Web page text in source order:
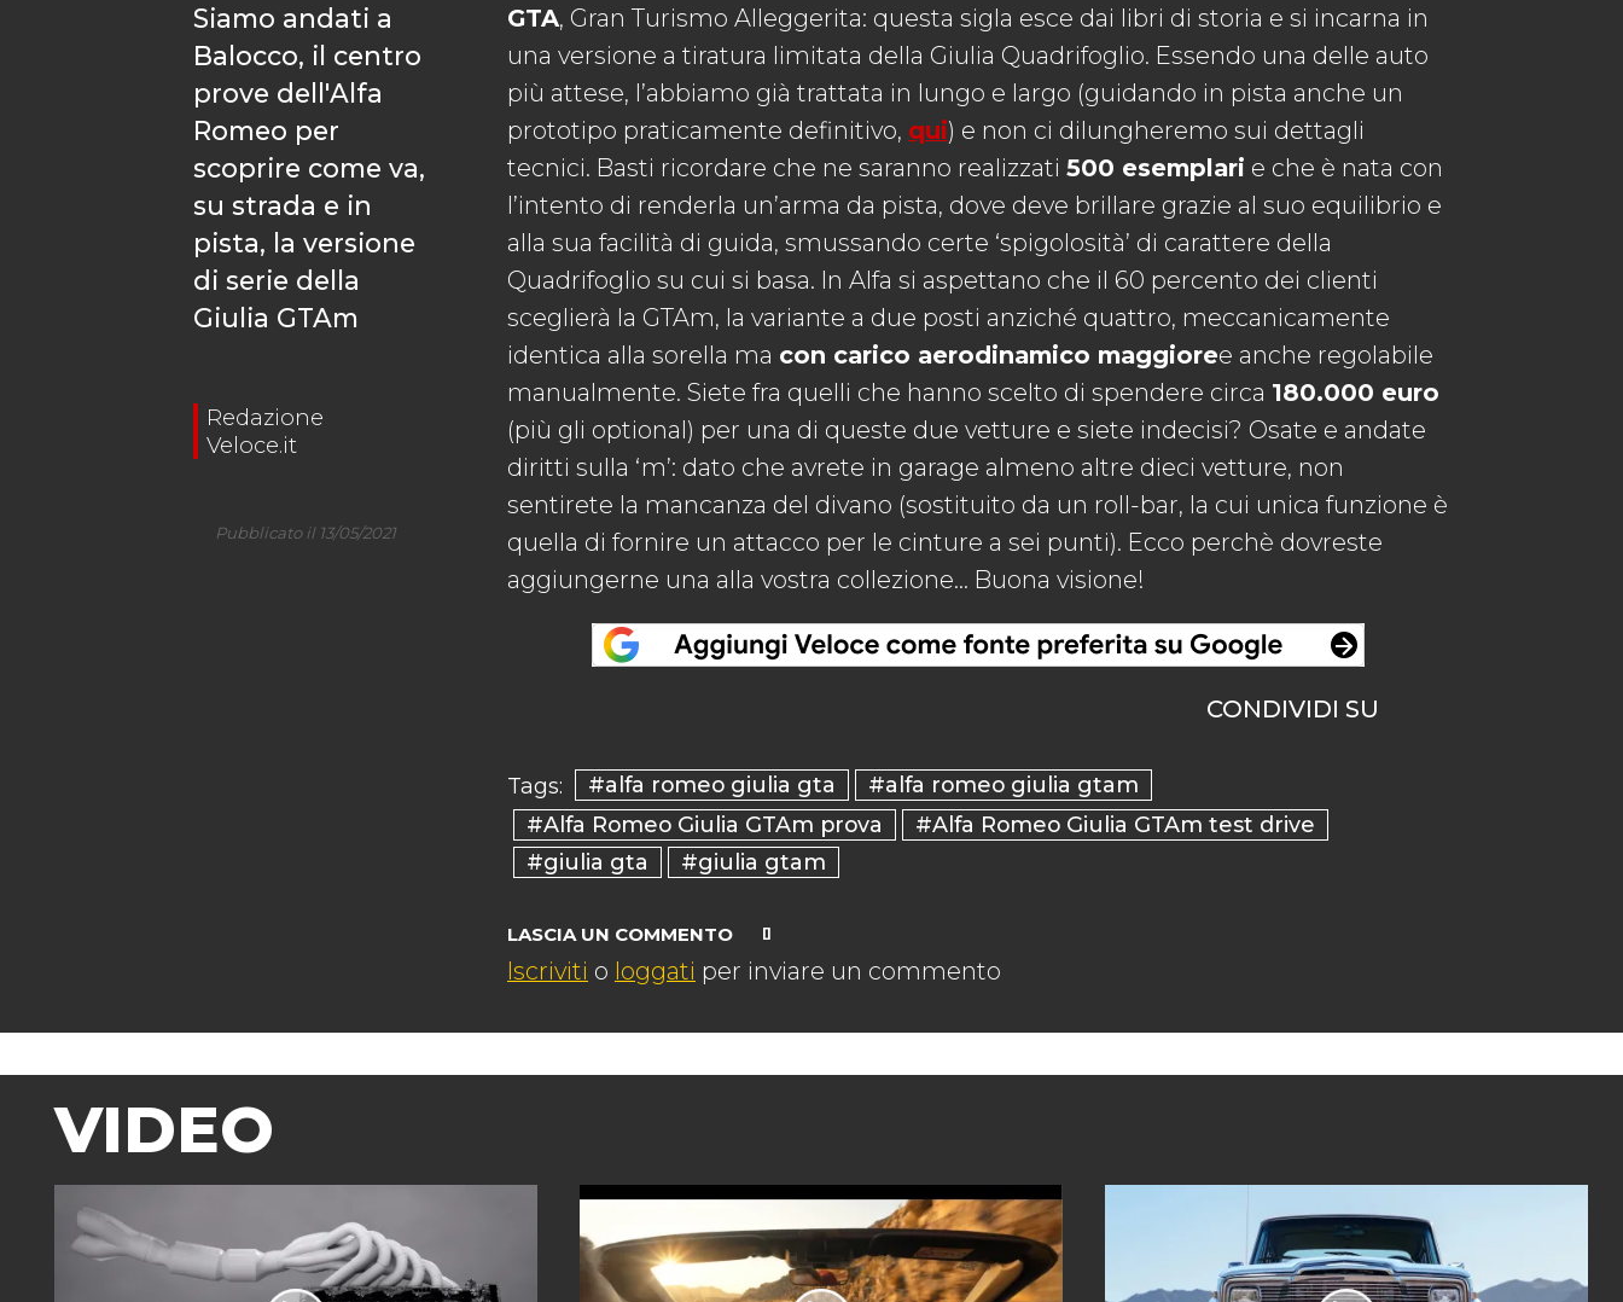
Siamo andati a
Balocco, il centro
prove dell'Alfa
Romeo per
scoprire come va,
su strada e in
pista, la versione
di serie della
Giulia GTAm
Redazione
Veloce.it
Pubblicato il 13/05/2021
GTA, Gran Turismo Alleggerita: questa sigla esce dai libri di storia e si incarna in
una versione a tiratura limitata della Giulia Quadrifoglio. Essendo una delle auto
più attese, l’abbiamo già trattata in lungo e largo (guidando in pista anche un
prototipo praticamente definitivo, qui) e non ci dilungheremo sui dettagli
tecnici. Basti ricordare che ne saranno realizzati 500 esemplari e che è nata con
l’intento di renderla un’arma da pista, dove deve brillare grazie al suo equilibrio e
alla sua facilità di guida, smussando certe ‘spigolosità’ di carattere della
Quadrifoglio su cui si basa. In Alfa si aspettano che il 60 percento dei clienti
sceglierà la GTAm, la variante a due posti anziché quattro, meccanicamente
identica alla sorella ma con carico aerodinamico maggioree anche regolabile
manualmente. Siete fra quelli che hanno scelto di spendere circa 180.000 euro
(più gli optional) per una di queste due vetture e siete indecisi? Osate e andate
diritti sulla ‘m’: dato che avrete in garage almeno altre dieci vetture, non
sentirete la mancanza del divano (sostituito da un roll-bar, la cui unica funzione è
quella di fornire un attacco per le cinture a sei punti). Ecco perchè dovreste
aggiungerne una alla vostra collezione… Buona visione!
CONDIVIDI SU
Tags: #alfa romeo giulia gta
#alfa romeo giulia gtam
#Alfa Romeo Giulia GTAm prova
#Alfa Romeo Giulia GTAm test drive
#giulia gta
#giulia gtam
LASCIA UN COMMENTO
Iscriviti o loggati per inviare un commento
VIDEO